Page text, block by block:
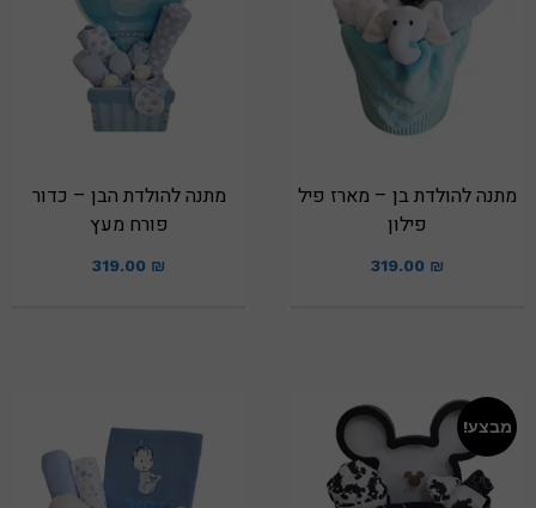
מתנה להולדת בן – מארז פיל
פילון
319.00 ₪
מתנה להולדת הבן – כדור
פורח מעץ
319.00 ₪
מבצע!